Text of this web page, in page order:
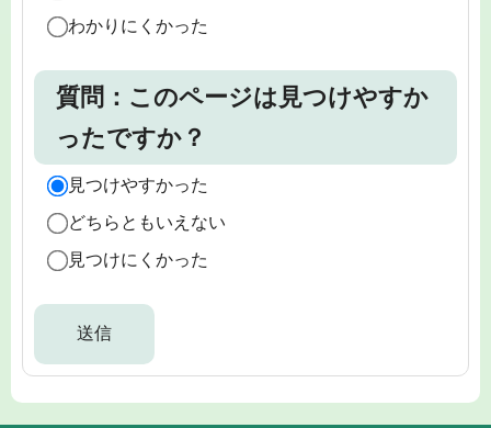
わかりにくかった
質問：このページは見つけやすか
ったですか？
見つけやすかった
どちらともいえない
見つけにくかった